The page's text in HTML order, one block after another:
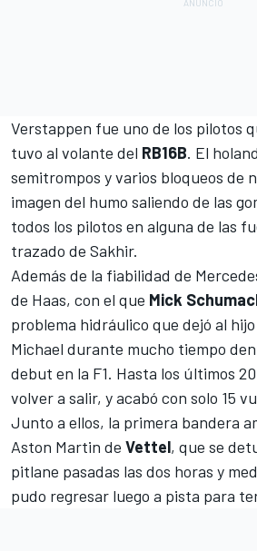
Verstappen fue uno de los pilotos
tuvo al volante del RB16B. El
semitrompos y varios bloqueos de
imagen del humo saliendo de las
todos los pilotos en alguna de las
trazado de Sakhir.
Además de la fiabilidad de
de Haas, con el que Mick
problema hidráulico que dejó al
Michael durante mucho tiempo
debut en la F1. Hasta los últimos
volver a salir, y acabó con solo 15
Junto a ellos, la primera bandera
Aston Martin de Vettel, que se
pitlane pasadas las dos horas y
pudo regresar luego a pista para